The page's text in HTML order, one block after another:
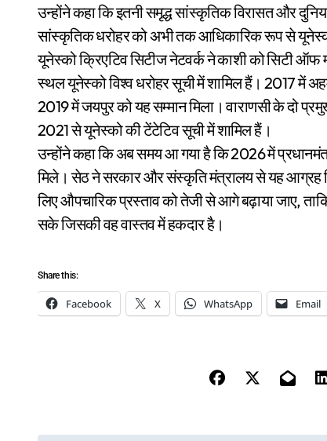
उन्होंने कहा कि इतनी समृद्ध सांस्कृतिक विरासत और
सांस्कृतिक धरोहर को अभी तक आधिकारिक रूप से यूनेस्को
यूनेस्को क्रिएटिव सिटीज नेटवर्क ने काशी को सिटी
स्थल यूनेस्को विश्व धरोहर सूची में शामिल हैं। 2017 में
2019 में जयपुर को यह सम्मान मिला। वाराणसी के दो
2021 से यूनेस्को की टेंटेटिव सूची में शामिल हैं।
उन्होंने कहा कि अब समय आ गया है कि 2026 में
मिले। सेठ ने सरकार और संस्कृति मंत्रालय से यह आग्रह
लिए औपचारिक प्रस्ताव को तेजी से आगे बढ़ाया जाए,
सके जिसकी वह वास्तव में हकदार है।
Share this:
Facebook X WhatsApp Email